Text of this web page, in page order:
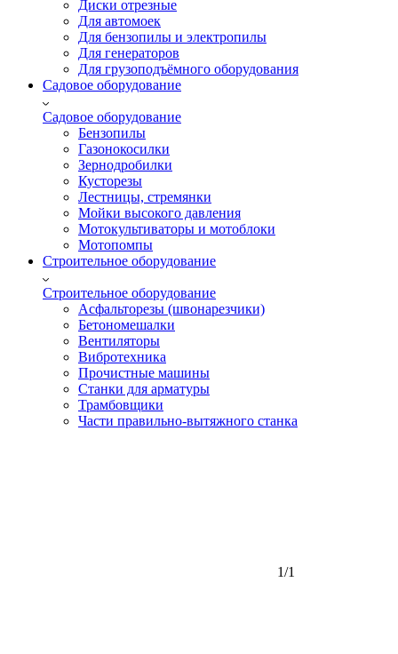
Диски отрезные
Для автомоек
Для бензопилы и электропилы
Для генераторов
Для грузоподъёмного оборудования
Садовое оборудование
Садовое оборудование
Бензопилы
Газонокосилки
Зернодробилки
Кусторезы
Лестницы, стремянки
Мойки высокого давления
Мотокультиваторы и мотоблоки
Мотопомпы
Строительное оборудование
Строительное оборудование
Асфальторезы (швонарезчики)
Бетономешалки
Вентиляторы
Вибротехника
Прочистные машины
Станки для арматуры
Трамбовщики
Части правильно-вытяжного станка
1/1